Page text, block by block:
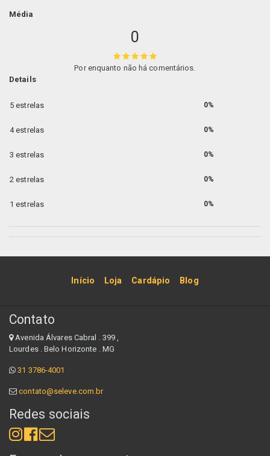
Média
0
Por enquanto não há comentários.
Details
5 estrelas 0%
4 estrelas 0%
3 estrelas 0%
2 estrelas 0%
1 estrelas 0%
Início Loja Cardápio Blog
Contato
Avenida Álvares Cabral . 399 ,
Lourdes . Belo Horizonte . MG
31 3786-4001
contato@seleve.com.br
Redes sociais